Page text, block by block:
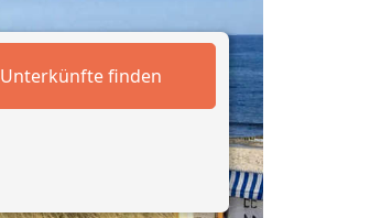
Unterkünfte finden